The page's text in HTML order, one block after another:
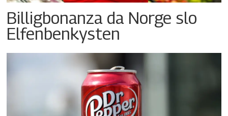
Billigbonanza da Norge slo
Elfenbenkysten